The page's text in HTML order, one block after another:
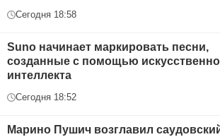
Сегодня 18:58
Suno начинает маркировать песни,
созданные с помощью
интеллекта
Сегодня 18:52
Марино Пушич возглавил